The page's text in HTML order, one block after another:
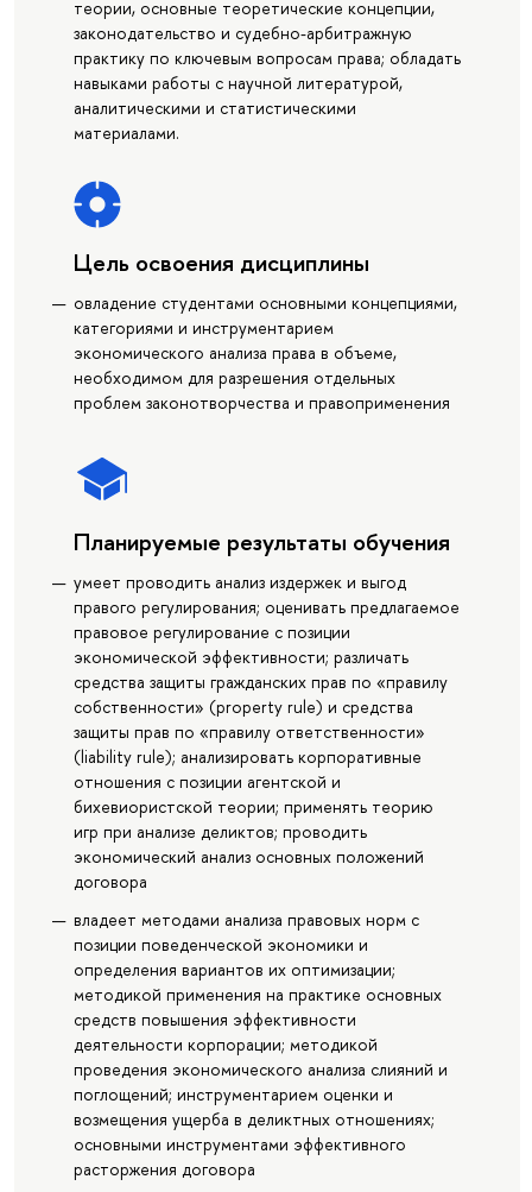
теории, основные теоретические концепции,
законодательство и судебно-арбитражную
практику по ключевым вопросам права; обладать
навыками работы с научной литературой,
аналитическими и статистическими
материалами.
Цель освоения дисциплины
овладение студентами основными концепциями,
категориями и инструментарием
экономического анализа права в объеме,
необходимом для разрешения отдельных
проблем законотворчества и правоприменения
Планируемые результаты обучения
умеет проводить анализ издержек и выгод
правого регулирования; оценивать предлагаемое
правовое регулирование с позиции
экономической эффективности; различать
средства защиты гражданских прав по «правилу
собственности» (property rule) и средства
защиты прав по «правилу ответственности»
(liability rule); анализировать корпоративные
отношения с позиции агентской и
бихевиористской теории; применять теорию
игр при анализе деликтов; проводить
экономический анализ основных положений
договора
владеет методами анализа правовых норм с
позиции поведенческой экономики и
определения вариантов их оптимизации;
методикой применения на практике основных
средств повышения эффективности
деятельности корпорации; методикой
проведения экономического анализа слияний и
поглощений; инструментарием оценки и
возмещения ущерба в деликтных отношениях;
основными инструментами эффективного
расторжения договора